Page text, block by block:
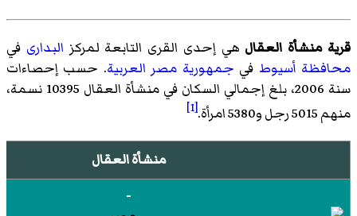
قرية منشأة العقال هي إحدى القرى التابعة لمركز البدارى في
محافظة أسيوط في جمهورية مصر العربية. حسب إحصاءات
سنة 2006، بلغ إجمالي السكان في منشأة العقال 10395 نسمة،
منهم 5015 رجل و5380 امرأة.
[1]
منشأة العقال
-